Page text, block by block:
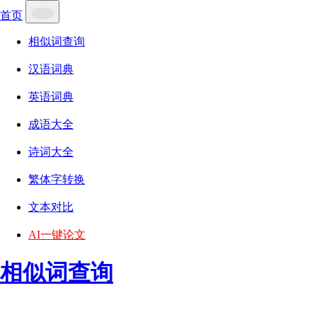
首页
相似词查询
汉语词典
英语词典
成语大全
诗词大全
繁体字转换
文本对比
AI一键论文
相似词查询